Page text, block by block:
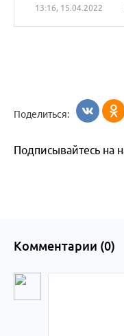
13:16, 15.04.2022
Поделиться:
Подписывайтесь на
Комментарии (0)